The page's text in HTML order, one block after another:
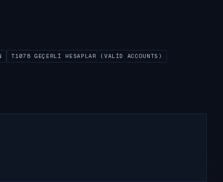
T1078 GEÇERLI HESAPLAR (VALID ACCOUNTS)